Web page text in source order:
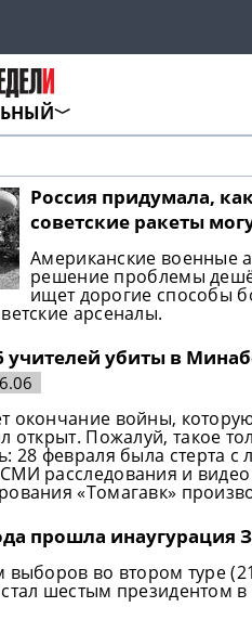
Россия придумала,
советские ракеты
Американские военные
решение проблемы
ищет дорогие способы
арсеналы.
учителей убиты в
окончание войны,
открыт. Пожалуй, такое
28 февраля была стерта
расследования и видео
«Томагавк»
прошла инаугурация
выборов во втором туре
шестым президентом